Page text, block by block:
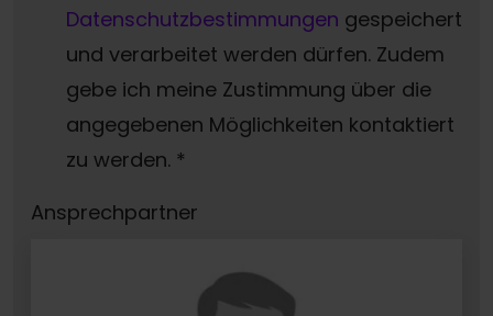
Datenschutzbestimmungen gespeichert
und verarbeitet werden dürfen. Zudem
gebe ich meine Zustimmung über die
angegebenen Möglichkeiten kontaktiert
zu werden. *
Ansprechpartner